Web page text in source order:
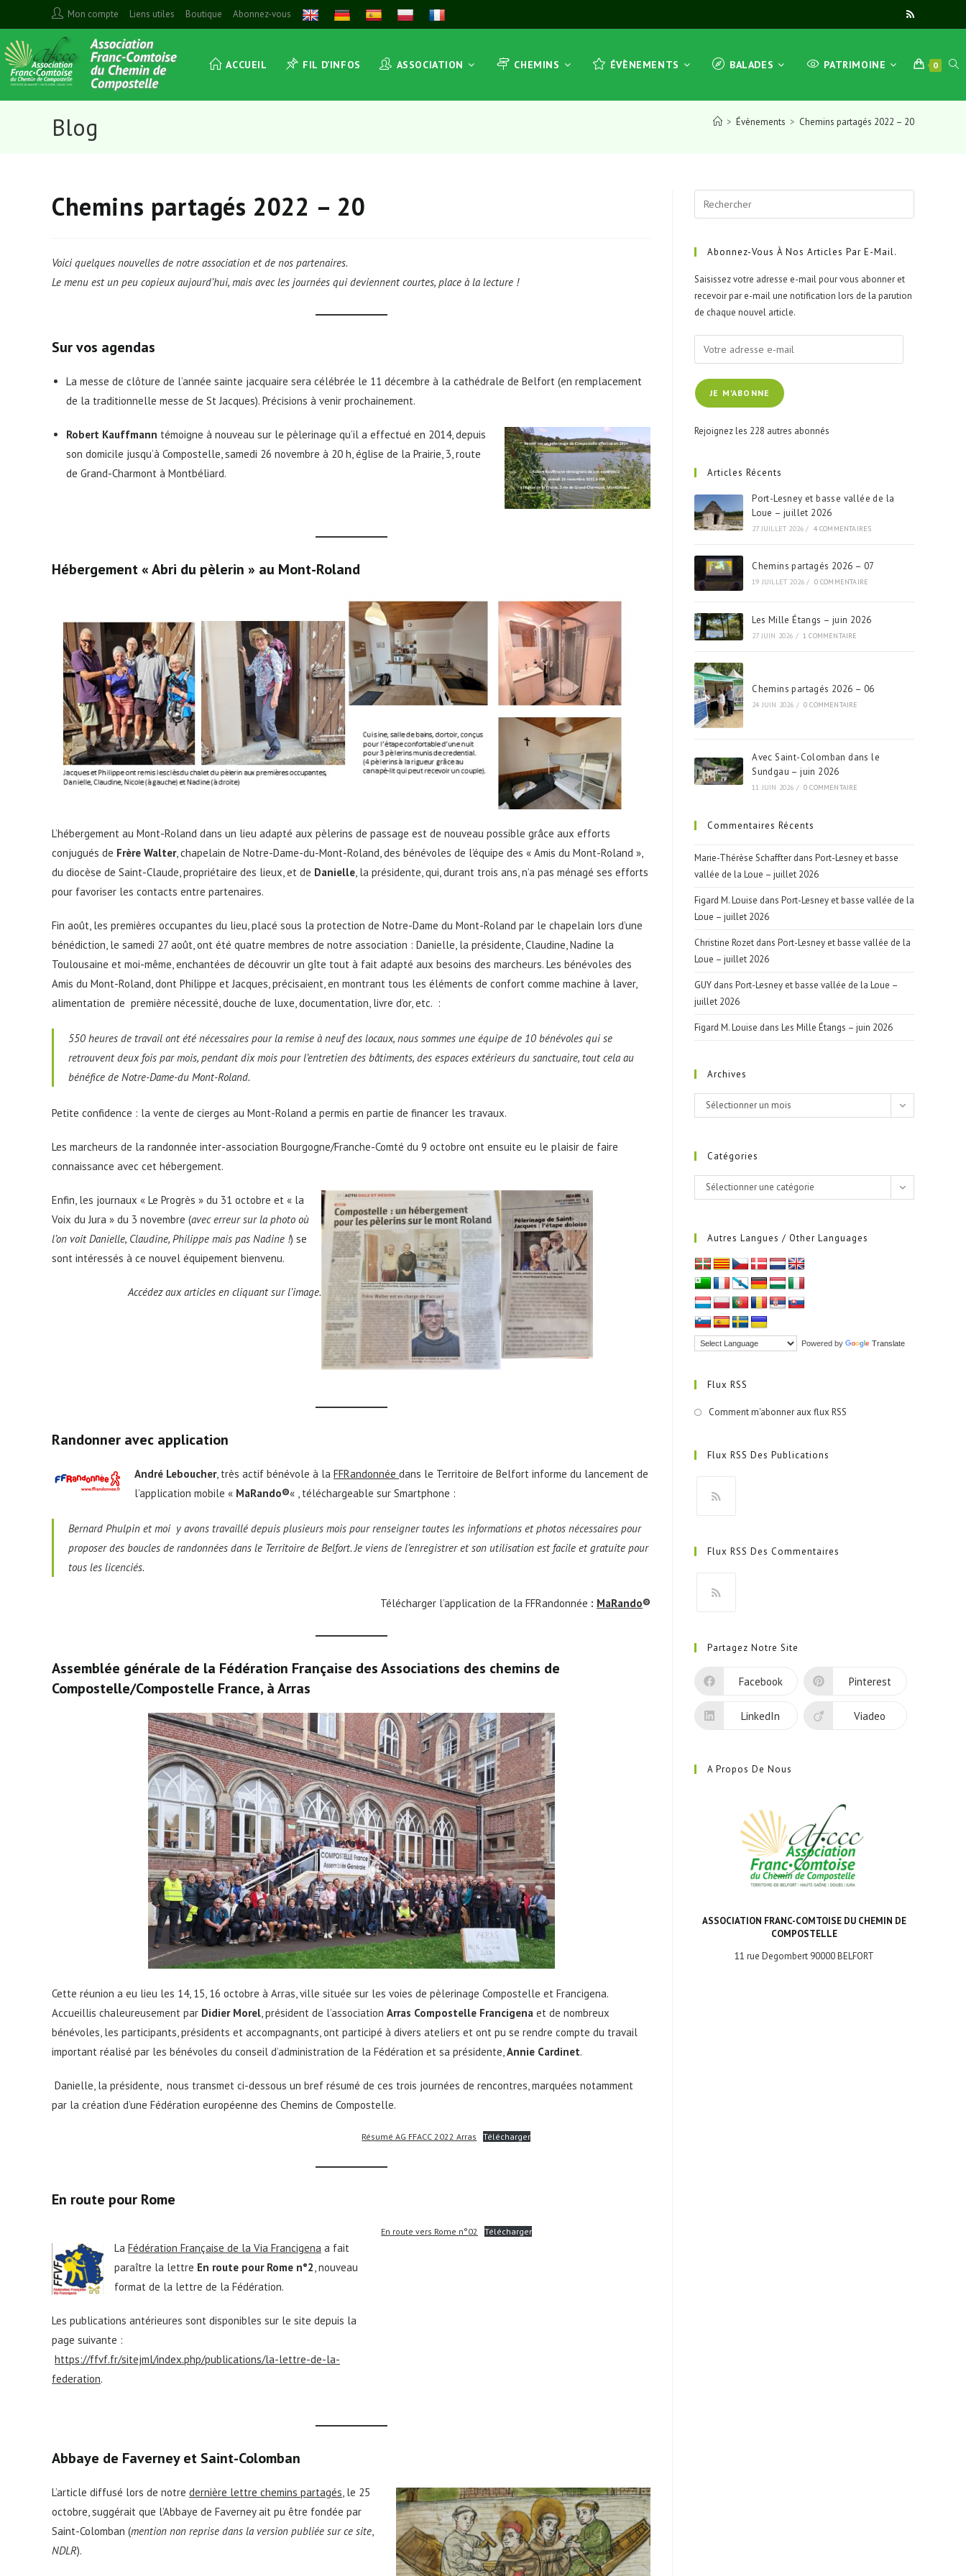
to
content
Mon compte Liens utiles Boutique Abonnez-vous
ACCUEIL FIL D’INFOS ASSOCIATION CHEMINS ÉVÈNEMENTS BALADES PATRIMOINE 0
Blog > Évènements > Chemins partagés 2022 – 20
Chemins partagés 2022 – 20
Voici quelques nouvelles de notre association et de nos partenaires.
Le menu est un peu copieux aujourd’hui, mais avec les journées qui deviennent courtes, place à la lecture !
Sur vos agendas
La messe de clôture de l’année sainte jacquaire sera célébrée le 11 décembre à la cathédrale de Belfort (en remplacement
de la traditionnelle messe de St Jacques). Précisions à venir prochainement.
Robert Kauffmann témoigne à nouveau sur le pèlerinage qu’il a effectué en 2014, depuis
son domicile jusqu’à Compostelle, samedi 26 novembre à 20 h, église de la Prairie, 3, route
de Grand-Charmont à Montbéliard.
Hébergement « Abri du pèlerin » au Mont-Roland
L’hébergement au Mont-Roland dans un lieu adapté aux pèlerins de passage est de nouveau possible grâce aux efforts
conjugués de Frère Walter, chapelain de Notre-Dame-du-Mont-Roland, des bénévoles de l’équipe des « Amis du Mont-Roland »,
du diocèse de Saint-Claude, propriétaire des lieux, et de Danielle , la présidente, qui, durant trois ans, n’a pas ménagé ses efforts
pour favoriser les contacts entre partenaires.
Fin août, les premières occupantes du lieu, placé sous la protection de Notre-Dame du Mont-Roland par le chapelain lors d’une
bénédiction, le samedi 27 août, ont été quatre membres de notre association : Danielle, la présidente, Claudine, Nadine la
Toulousaine et moi-même, enchantées de découvrir un gîte tout à fait adapté aux besoins des marcheurs. Les bénévoles des
Amis du Mont-Roland, dont Philippe et Jacques, précisaient, en montrant tous les éléments de confort comme machine à laver,
alimentation de première nécessité, douche de luxe, documentation, livre d’or, etc. :
550 heures de travail ont été nécessaires pour la remise à neuf des locaux, nous sommes une équipe de 10 bénévoles qui se
retrouvent deux fois par mois, pendant dix mois pour l’entretien des bâtiments, des espaces extérieurs du sanctuaire, tout cela au
bénéfice de Notre-Dame-du Mont-Roland.
Petite confidence : la vente de cierges au Mont-Roland a permis en partie de financer les travaux.
Les marcheurs de la randonnée inter-association Bourgogne/Franche-Comté du 9 octobre ont ensuite eu le plaisir de faire
connaissance avec cet hébergement.
Enfin, les journaux « Le Progrès » du 31 octobre et « la
Voix du Jura » du 3 novembre (avec erreur sur la photo où
l’on voit Danielle, Claudine, Philippe mais pas Nadine !) se
sont intéressés à ce nouvel équipement bienvenu.
Accédez aux articles en cliquant sur l’image.
Randonner avec application
André Leboucher, très actif bénévole à la FFRandonnée dans le Territoire de Belfort informe du lancement de
l’application mobile « MaRando®« , téléchargeable sur Smartphone :
Bernard Phulpin et moi y avons travaillé depuis plusieurs mois pour renseigner toutes les informations et photos nécessaires pour
proposer des boucles de randonnées dans le Territoire de Belfort. Je viens de l’enregistrer et son utilisation est facile et gratuite pour
tous les licenciés.
Télécharger l’application de la FFRandonnée : MaRando®
Assemblée générale de la Fédération Française des Associations des chemins de
Compostelle/Compostelle France, à Arras
Cette réunion a eu lieu les 14, 15, 16 octobre à Arras, ville située sur les voies de pèlerinage Compostelle et Francigena.
Accueillis chaleureusement par Didier Morel , président de l’association Arras Compostelle Francigena et de nombreux
bénévoles, les participants, présidents et accompagnants, ont participé à divers ateliers et ont pu se rendre compte du travail
important réalisé par les bénévoles du conseil d’administration de la Fédération et sa présidente, Annie Cardinet.
Danielle, la présidente, nous transmet ci-dessous un bref résumé de ces trois journées de rencontres, marquées notamment
par la création d’une Fédération européenne des Chemins de Compostelle.
Résumé AG FFACC 2022 Arras Télécharger
En route pour Rome
La Fédération Française de la Via Francigena a fait
paraître la lettre En route pour Rome n°2 , nouveau
format de la lettre de la Fédération.
Les publications antérieures sont disponibles sur le site depuis la
page suivante :
https://ffvf.fr/sitejml/index.php/publications/la-lettre-de-la-
federation.
En route vers Rome n°02 Télécharger
Abbaye de Faverney et Saint-Colomban
L’article diffusé lors de notre dernière lettre chemins partagés , le 25
octobre, suggérait que l’Abbaye de Faverney ait pu être fondée par
Saint-Colomban (mention non reprise dans la version publiée sur ce site
NDLR).
Escape
Abonnez-Vous À Nos Articles Par E-Mail.
Saisissez votre adresse e-mail pour vous abonner et
recevoir par e-mail une notification lors de la parution
de chaque nouvel article.
Votre
adresse
e-
mailJE M'ABONNE
Rejoignez les 228 autres abonnés
Articles Récents
Port-Lesney et basse vallée de la
Loue – juillet 2026
27 JUILLET 2026 / 4 COMMENTAIRES
Chemins partagés 2026 – 07
19 JUILLET 2026 / 0 COMMENTAIRE
Les Mille Étangs – juin 2026
27 JUIN 2026 / 1 COMMENTAIRE
Chemins partagés 2026 – 06
24 JUIN 2026 / 0 COMMENTAIRE
Avec Saint-Colomban dans le
Sundgau – juin 2026
11 JUIN 2026 / 0 COMMENTAIRE
Commentaires Récents
Marie-Thérèse Schaffter dans Port-Lesney et basse
vallée de la Loue – juillet 2026
Figard M. Louise dans Port-Lesney et basse vallée de la
Loue – juillet 2026
Christine Rozet dans Port-Lesney et basse vallée de la
Loue – juillet 2026
GUY dans Port-Lesney et basse vallée de la Loue –
juillet 2026
Figard M. Louise dans Les Mille Étangs – juin 2026
Archives
Archives
Sélectionner un mois
Catégories
Catégories
Sélectionner une catégorie
Autres Langues / Other Languages
Powered by Translate
Flux RSS
Comment m'abonner aux flux RSS
Flux RSS Des Publications
un
onglet
Flux RSS Des Commentaires
un
nouvel
Partagez Notre Site
Facebook Pinterest
LinkedIn Viadeo
A Propos De Nous
ASSOCIATION FRANC-COMTOISE DU CHEMIN DE
COMPOSTELLE
11 rue Degombert 90000 BELFORT